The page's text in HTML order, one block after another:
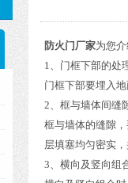
防火门厂家为您
1、门框下部的处
门框下部要埋入
2、框与墙体间缝
框与墙体的缝隙
层填塞均匀密实
3、横向及竖向组